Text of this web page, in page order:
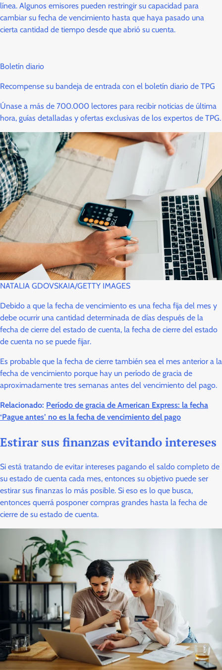
línea. Algunos emisores pueden restringir su capacidad para
cambiar su fecha de vencimiento hasta que haya pasado una
cierta cantidad de tiempo desde que abrió su cuenta.
Boletín diario
Recompense su bandeja de entrada con el boletín diario de TPG
Únase a más de 700.000 lectores para recibir noticias de última
hora, guías detalladas y ofertas exclusivas de los expertos de TPG.
NATALIA GDOVSKAIA/GETTY IMAGES
Debido a que la fecha de vencimiento es una fecha fija del mes y
debe ocurrir una cantidad determinada de días después de la
fecha de cierre del estado de cuenta, la fecha de cierre del estado
de cuenta no se puede fijar.
Es probable que la fecha de cierre también sea el mes anterior a la
fecha de vencimiento porque hay un período de gracia de
aproximadamente tres semanas antes del vencimiento del pago.
Relacionado: Período de gracia de American Express: la fecha
‘Pague antes’ no es la fecha de vencimiento del pago
Estirar sus finanzas evitando intereses
Si está tratando de evitar intereses pagando el saldo completo de
su estado de cuenta cada mes, entonces su objetivo puede ser
estirar sus finanzas lo más posible. Si eso es lo que busca,
entonces querrá posponer compras grandes hasta la fecha de
cierre de su estado de cuenta.